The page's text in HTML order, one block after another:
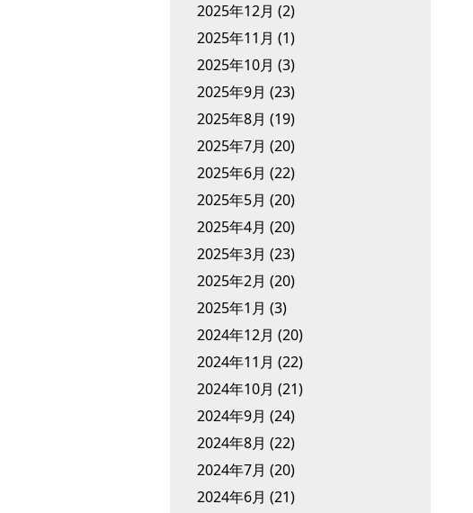
2025年12月 (2)
2025年11月 (1)
2025年10月 (3)
2025年9月 (23)
2025年8月 (19)
2025年7月 (20)
2025年6月 (22)
2025年5月 (20)
2025年4月 (20)
2025年3月 (23)
2025年2月 (20)
2025年1月 (3)
2024年12月 (20)
2024年11月 (22)
2024年10月 (21)
2024年9月 (24)
2024年8月 (22)
2024年7月 (20)
2024年6月 (21)